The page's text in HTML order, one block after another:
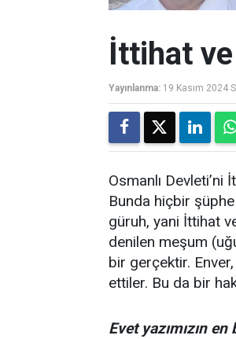
İttihat
Yayınlanma: 19 Kasım 2024
Osmanlı Devleti’ni
Bunda hiçbir
güruh, yani İttihat
denilen meşum
bir gerçektir.
ettiler. Bu da bir
Evet yazımızın